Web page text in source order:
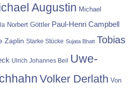
Augustin Michael
Norbert Göttler Paul-Henri Campbell
Zaplin Starke Stücke Sujata Bhatt Tobias
Ulrich Johannes Beil Uwe-
Volker Derlath Von